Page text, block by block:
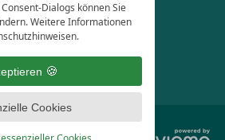
Dialogs können Sie
Weitere Informationen
Cookies